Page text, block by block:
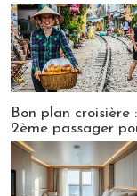
Bon plan croisière
2ème passager